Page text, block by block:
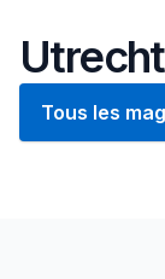
Tous les